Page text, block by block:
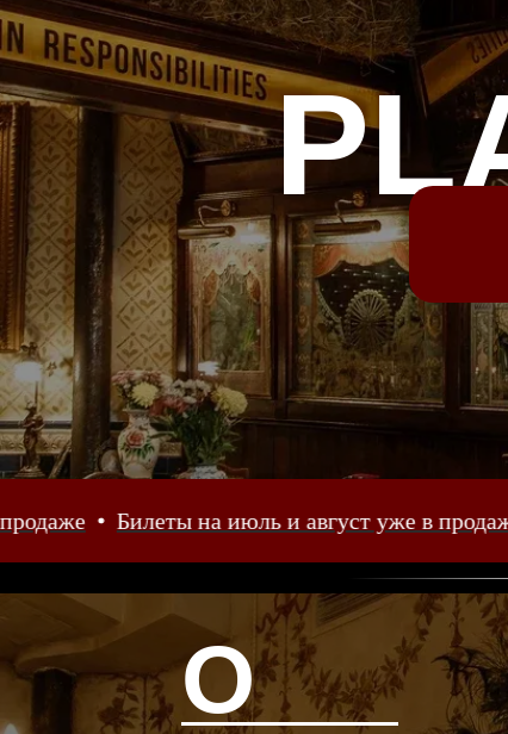
июль и август уже в продаже Билеты на
О